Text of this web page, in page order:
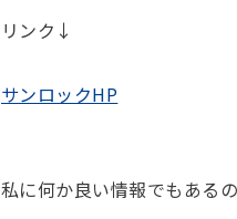
リンク↓
サンロックHP
私に何か良い情報でもある